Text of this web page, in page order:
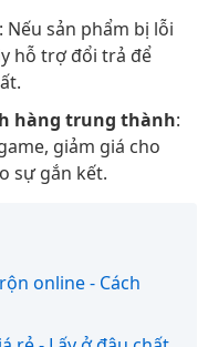
: Nếu sản phẩm bị lỗi
hỗ trợ đổi trả để
hàng trung thành:
giảm giá cho
sự gắn kết.
online - Cách